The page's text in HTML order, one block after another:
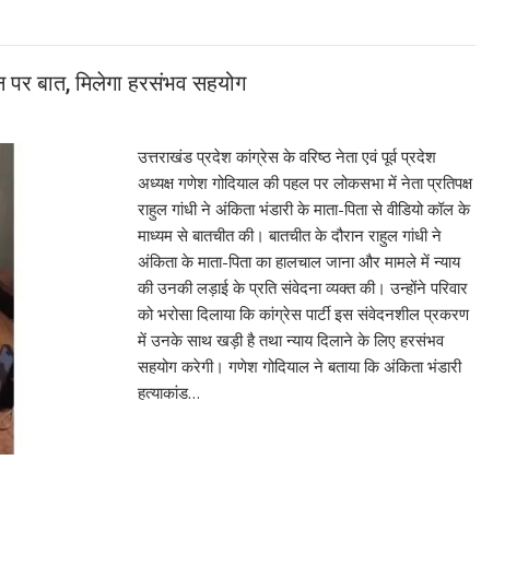
पर बात, मिलेगा हरसंभव सहयोग
उत्तराखंड प्रदेश कांग्रेस के वरिष्ठ नेता एवं पूर्व प्रदेश
अध्यक्ष गणेश गोदियाल की पहल पर लोकसभा में नेता प्रतिपक्ष
राहुल गांधी ने अंकिता भंडारी के माता-पिता से वीडियो कॉल के
माध्यम से बातचीत की। बातचीत के दौरान राहुल गांधी ने
अंकिता के माता-पिता का हालचाल जाना और मामले में न्याय
की उनकी लड़ाई के प्रति संवेदना व्यक्त की। उन्होंने परिवार
को भरोसा दिलाया कि कांग्रेस पार्टी इस संवेदनशील प्रकरण
में उनके साथ खड़ी है तथा न्याय दिलाने के लिए हरसंभव
सहयोग करेगी। गणेश गोदियाल ने बताया कि अंकिता भंडारी
हत्याकांड…